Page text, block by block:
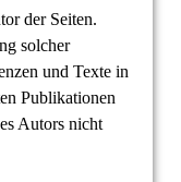
der Seiten.
solcher
und Texte in
Publikationen
Autors nicht